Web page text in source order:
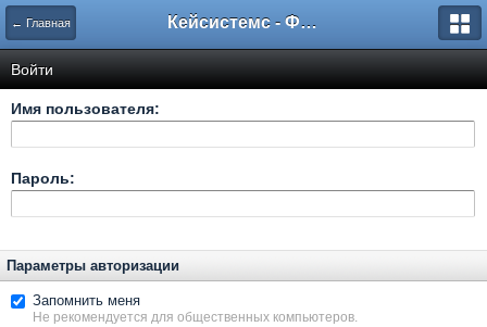
← Главная Кейсистемс - Форумы
Войти
Имя пользователя:
Пароль:
Параметры авторизации
Запомнить меня
Не рекомендуется для общественных компьютеров.